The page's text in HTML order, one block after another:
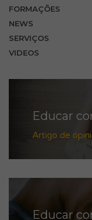
FORMAÇÕES
NEWS
SERVIÇOS
VIDEOS
Educar
Artigo de
Educar